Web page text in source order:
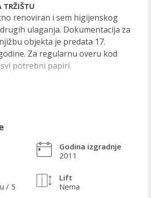
TRŽIŠTU
renoviran i sem higijenskog
ulaganja. Dokumentacija za
objekta je predata 17.
Za regularnu overu kod
potrebni papiri.
NEKRETNINE
postoji više toga što se voli!
kvadrata savršeno iskorišćen
je i sa dobrom energijom. Volim i
na privatni deo dvorišta sa
/ 5
Godina izgradnje
2011
Lift
Nema